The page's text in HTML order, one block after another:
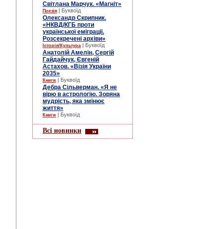
Світлана Марчук. «Магніт»
Поезія | Буквоїд
Олександр Скрипник.
«НКВД/КГБ проти
української еміграції.
Розсекречені архіви»
Історія/Культура | Буквоїд
Анатолій Амелін, Сергій
Гайдайчук, Євгеній
Астахов. «Візія України
2035»
Книги | Буквоїд
Дебра Сільверман. «Я не
вірю в астрологію. Зоряна
мудрість, яка змінює
життя»
Книги | Буквоїд
Всі новинки